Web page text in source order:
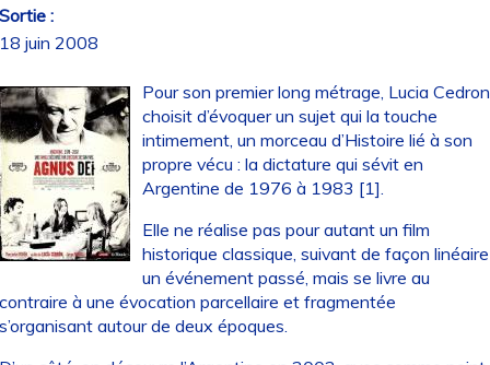
:
juin 2008
Pour son premier long métrage, Lucia Cedron
choisit d’évoquer un sujet qui la touche
intimement, un morceau d’Histoire lié à son
propre vécu : la dictature qui sévit en
Argentine de 1976 à 1983 [1].
Elle ne réalise pas pour autant un film
historique classique, suivant de façon linéaire
un événement passé, mais se livre au
à une évocation parcellaire et fragmentée
autour de deux époques.